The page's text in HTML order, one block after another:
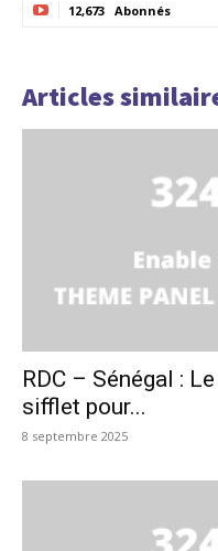
12,673 Abonnés
Articles
RDC – Sénégal :
sifflet pour...
8 septembre 2025